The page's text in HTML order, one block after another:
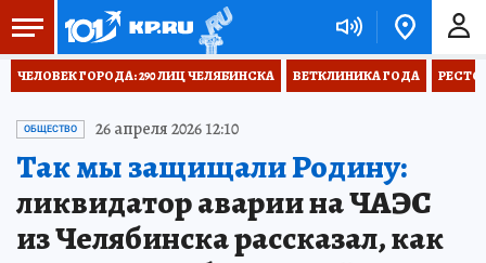
ЧЕЛОВЕК ГОРОДА: 290 ЛИЦ ЧЕЛЯБИНСКА ВЕТКЛИНИКА ГОДА
ОБЩЕСТВО 26 апреля 2026 12:10
Так мы защищали Родину:
ликвидатор аварии на ЧАЭС
из Челябинска рассказал, как